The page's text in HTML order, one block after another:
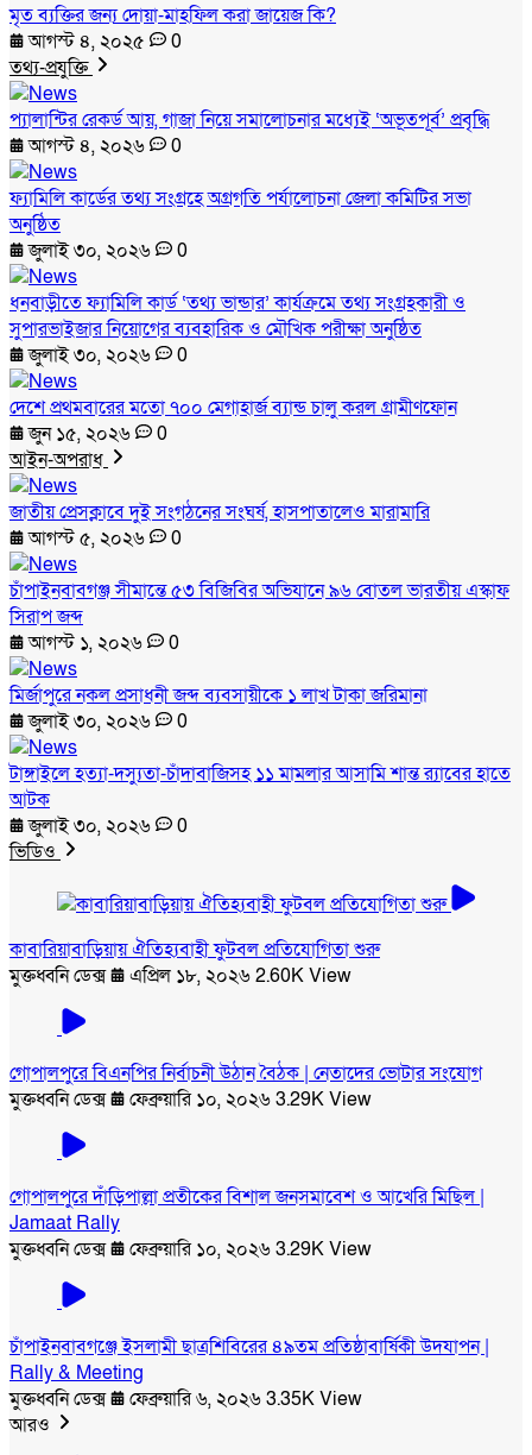
মৃত ব্যক্তির জন্য দোয়া-মাহফিল করা জায়েজ কি?
আগস্ট ৪, ২০২৫
0
তথ্য-প্রযুক্তি
প্যালান্টির রেকর্ড আয়, গাজা নিয়ে সমালোচনার মধ্যেই ‘অভূতপূর্ব’ প্রবৃদ্ধি
আগস্ট ৪, ২০২৬
0
ফ্যামিলি কার্ডের তথ্য সংগ্রহে অগ্রগতি পর্যালোচনা জেলা কমিটির সভা
অনুষ্ঠিত
জুলাই ৩০, ২০২৬
0
ধনবাড়ীতে ফ্যামিলি কার্ড ‘তথ্য ভান্ডার’ কার্যক্রমে তথ্য সংগ্রহকারী ও
সুপারভাইজার নিয়োগের ব্যবহারিক ও মৌখিক পরীক্ষা অনুষ্ঠিত
জুলাই ৩০, ২০২৬
0
দেশে প্রথমবারের মতো ৭০০ মেগাহার্জ ব্যান্ড চালু করল গ্রামীণফোন
জুন ১৫, ২০২৬
0
আইন-অপরাধ
জাতীয় প্রেসক্লাবে দুই সংগঠনের সংঘর্ষ, হাসপাতালেও মারামারি
আগস্ট ৫, ২০২৬
0
চাঁপাইনবাবগঞ্জ সীমান্তে ৫৩ বিজিবির অভিযানে ৯৬ বোতল ভারতীয় এস্কাফ
সিরাপ জব্দ
আগস্ট ১, ২০২৬
0
মির্জাপুরে নকল প্রসাধনী জব্দ ব্যবসায়ীকে ১ লাখ টাকা জরিমানা
জুলাই ৩০, ২০২৬
0
টাঙ্গাইলে হত্যা-দস্যুতা-চাঁদাবাজিসহ ১১ মামলার আসামি শান্ত র‍্যাবের হাতে
আটক
জুলাই ৩০, ২০২৬
0
ভিডিও
কাবারিয়াবাড়িয়ায় ঐতিহ্যবাহী ফুটবল প্রতিযোগিতা শুরু
মুক্তধ্বনি ডেক্স
এপ্রিল ১৮, ২০২৬2.60K View
গোপালপুরে বিএনপির নির্বাচনী উঠান বৈঠক | নেতাদের ভোটার সংযোগ
মুক্তধ্বনি ডেক্স
ফেব্রুয়ারি ১০, ২০২৬3.29K View
গোপালপুরে দাঁড়িপাল্লা প্রতীকের বিশাল জনসমাবেশ ও আখেরি মিছিল |
Jamaat Rally
মুক্তধ্বনি ডেক্স
ফেব্রুয়ারি ১০, ২০২৬3.29K View
চাঁপাইনবাবগঞ্জে ইসলামী ছাত্রশিবিরের ৪৯তম প্রতিষ্ঠাবার্ষিকী উদযাপন |
Rally & Meeting
মুক্তধ্বনি ডেক্স
ফেব্রুয়ারি ৬, ২০২৬3.35K View
আরও